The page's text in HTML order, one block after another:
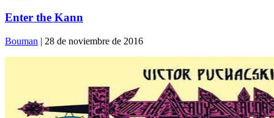
Enter the Kann
Bouman | 28 de noviembre de 2016